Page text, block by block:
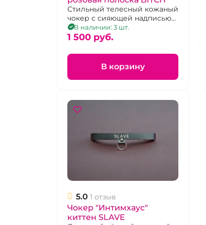
Стильный телесный кожаный
чокер с сияющей надписью
BITCH, регулируется 9
положениями язычка пряжки
В наличии: 3 шт.
1 500 pуб.
В корзину
5.0 1 отзыв
Чокер "Интимхаус"
киттен SLAVE